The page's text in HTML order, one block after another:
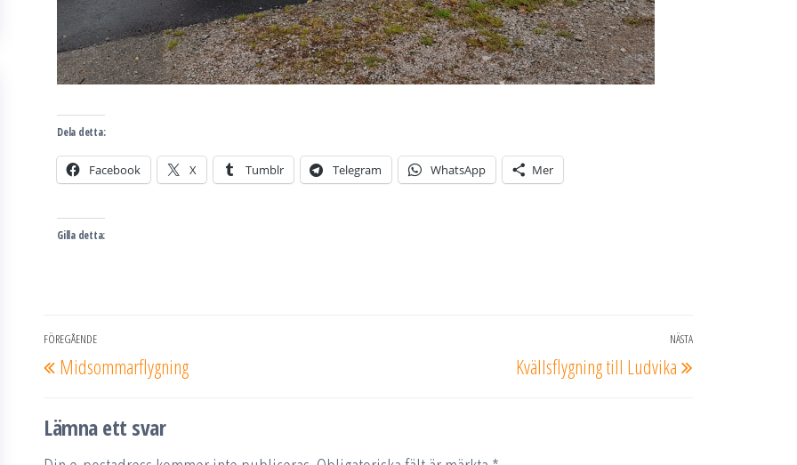
Dela detta:
Facebook X Tumblr Telegram WhatsApp Mer
Gilla detta:
Inläggsnavigering
Föregående
inlägg
FÖREGÅENDE
Midsommarflygning
Nästa
NÄSTA
Kvällsflygning till Ludvika
Lämna ett svar